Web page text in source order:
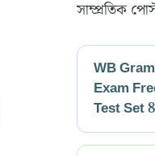
সাম্প্রতিক
WB
Exam
Test Set